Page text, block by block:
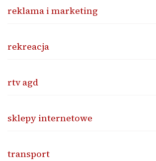
reklama i marketing
rekreacja
rtv agd
sklepy internetowe
transport